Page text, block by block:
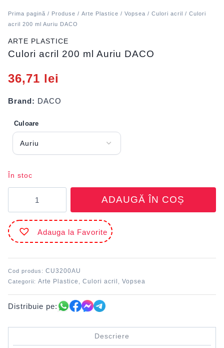
Prima pagină / Produse / Arte Plastice / Vopsea / Culori acril / Culori
acril 200 ml Auriu DACO
ARTE PLASTICE
Culori acril 200 ml Auriu DACO
36,71 lei
Brand: DACO
Culoare
În stoc
acril
200
ml
Auriu
ADAUGĂ ÎN COȘ
Adauga la Favorite
Cod produs: CU3200AU
Categorii: Arte Plastice Culori acril Vopsea
Distribuie pe:
Descriere